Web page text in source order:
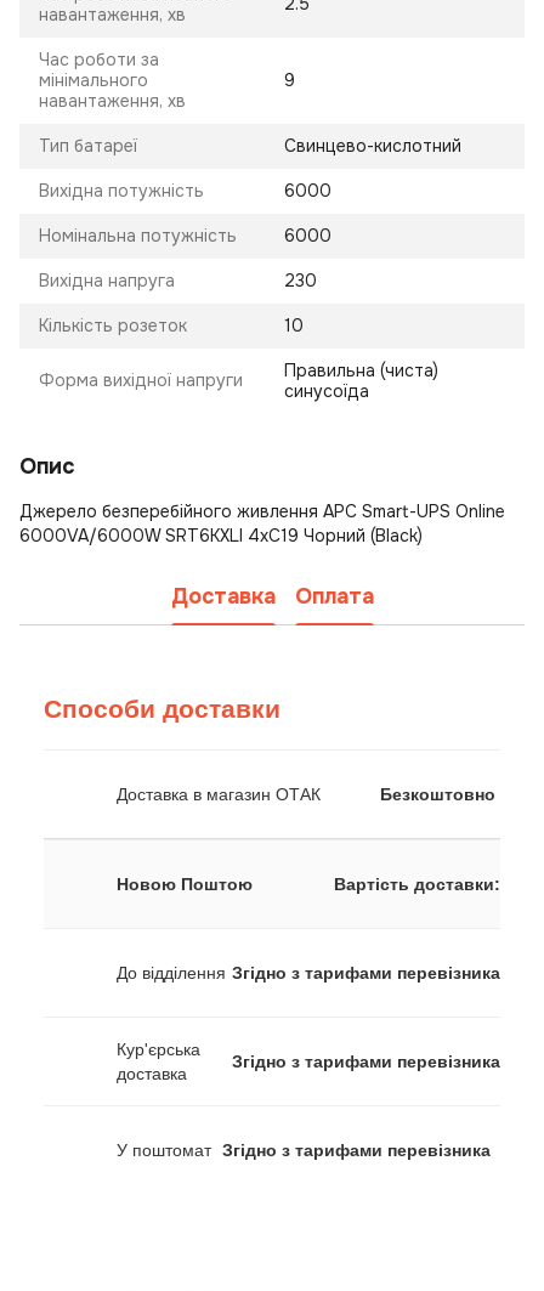
навантаження, хв
Час роботи за
мінімального
навантаження, хв
9
Тип батареї Свинцево-кислотний
Вихідна потужність 6000
Номінальна потужність 6000
Вихідна напруга 230
Кількість розеток 10
Форма вихідної напруги
Правильна (чиста)
синусоїда
Опис
Джерело безперебійного живлення APC Smart-UPS Online
6000VA/6000W SRT6KXLI 4xC19 Чорний (Black)
Доставка Оплата
Способи доставки
Доставка в магазин ОТАК Безкоштовно
Новою Поштою Вартість доставки:
До відділення Згідно з тарифами перевізника
Кур'єрська
доставка
Згідно з тарифами перевізника
У поштомат Згідно з тарифами перевізника